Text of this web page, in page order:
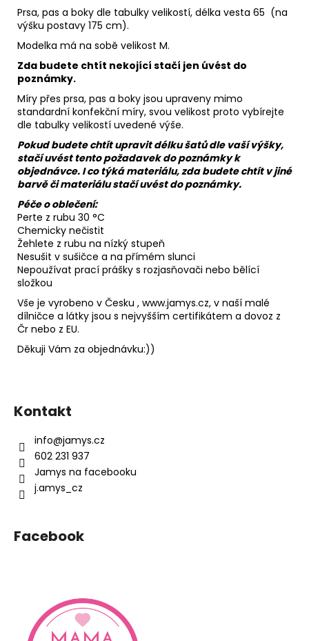
Prsa, pas a boky dle tabulky velikostí, délka vesta 65 (na
výšku postavy 175 cm).
Modelka má na sobě velikost M.
Zda budete chtít nekojící stačí jen úvést do
poznámky.
Míry přes prsa, pas a boky jsou upraveny mimo
standardní konfekční míry, svou velikost proto vybírejte
dle tabulky velikostí uvedené výše.
Pokud budete chtít upravit délku šatů dle vaší výšky,
stačí uvést tento požadavek do poznámky k
objednávce. I co týká materiálu, zda budete chtít v jiné
barvě či materiálu stačí uvést do poznámky.
Péče o oblečení:
Perte z rubu 30 °C
Chemicky nečistit
Žehlete z rubu na nízký stupeň
Nesušit v sušičce a na přímém slunci
Nepoužívat prací prášky s rozjasňovači nebo bělící
složkou
Vše je vyrobeno v Česku , www.jamys.cz, v naší malé
dílničce a látky jsou s nejvyšším certifikátem a dovoz z
Čr nebo z EU.
Děkuji Vám za objednávku:))
Kontakt
info@jamys.cz
602 231 937
Jamys na facebooku
j.amys_cz
Facebook